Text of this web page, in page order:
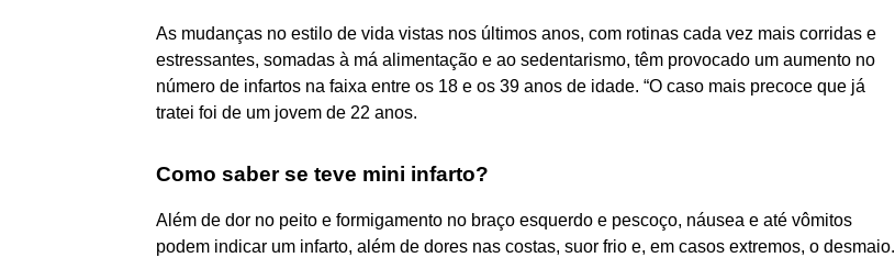
As mudanças no estilo de vida vistas nos últimos anos, com rotinas cada vez mais corridas e
estressantes, somadas à má alimentação e ao sedentarismo, têm provocado um aumento no
número de infartos na faixa entre os 18 e os 39 anos de idade. “O caso mais precoce que já
tratei foi de um jovem de 22 anos.
Como saber se teve mini infarto?
Além de dor no peito e formigamento no braço esquerdo e pescoço, náusea e até vômitos
podem indicar um infarto, além de dores nas costas, suor frio e, em casos extremos, o desmaio.